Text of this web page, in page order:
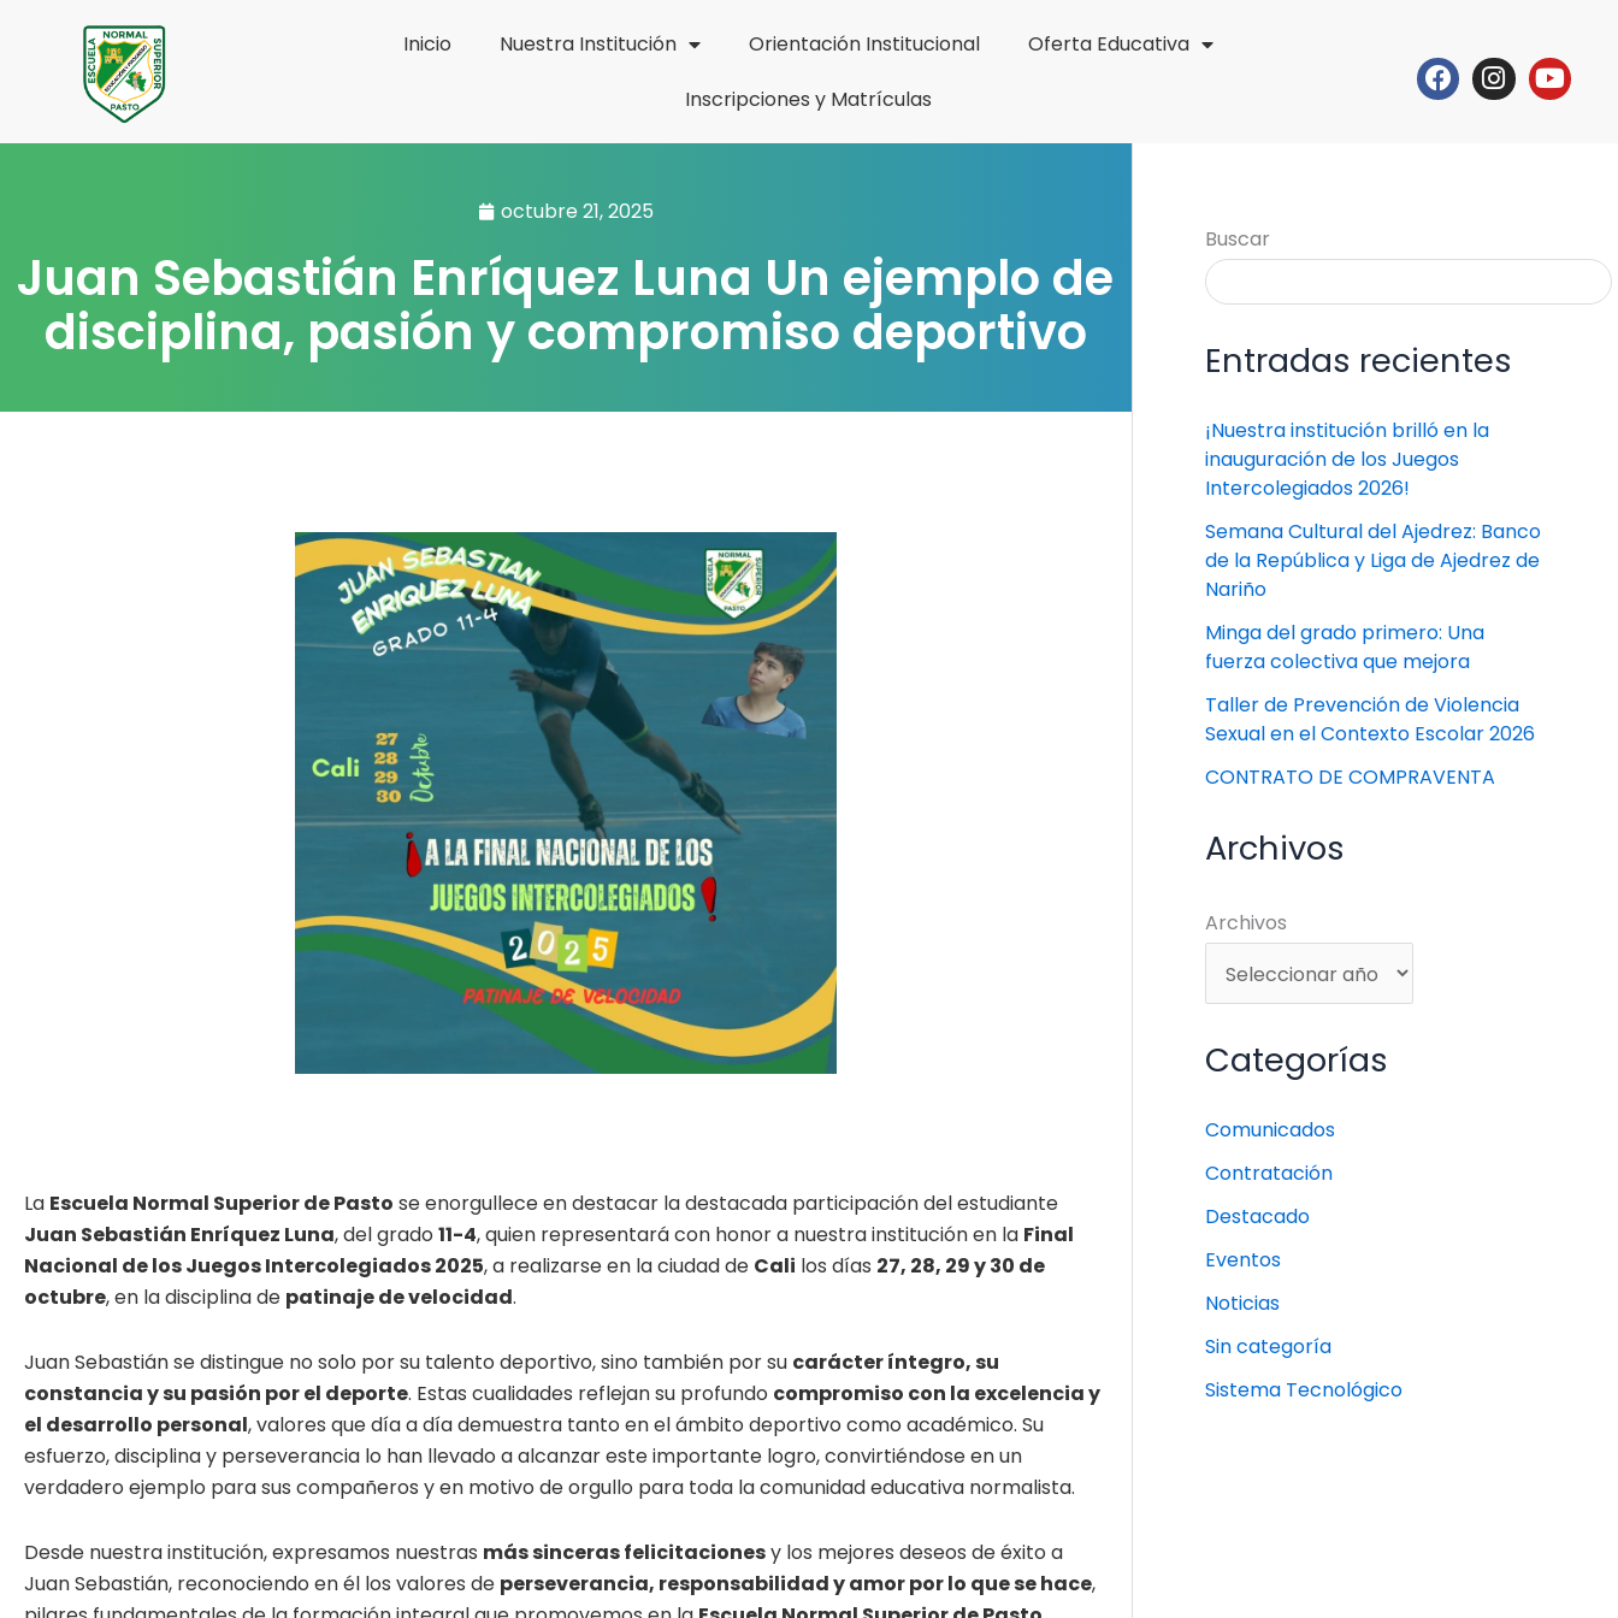
contenido
Inicio Nuestra Institución Orientación Institucional
Oferta Educativa
Inscripciones y Matrículas
Facebook
octubre 21, 2025
Juan Sebastián Enríquez Luna Un ejemplo de
disciplina, pasión y compromiso deportivo
La Escuela Normal Superior de Pasto se enorgullece en destacar la destacada participación del estudiante
Juan Sebastián Enríquez Luna, del grado 11-4, quien representará con honor a nuestra institución en la Final
Nacional de los Juegos Intercolegiados 2025, a realizarse en la ciudad de Cali los días 27, 28, 29 y 30 de
octubre, en la disciplina de patinaje de velocidad.
Juan Sebastián se distingue no solo por su talento deportivo, sino también por su carácter íntegro, su
constancia y su pasión por el deporte. Estas cualidades reflejan su profundo compromiso con la excelencia y
el desarrollo personal, valores que día a día demuestra tanto en el ámbito deportivo como académico. Su
esfuerzo, disciplina y perseverancia lo han llevado a alcanzar este importante logro, convirtiéndose en un
verdadero ejemplo para sus compañeros y en motivo de orgullo para toda la comunidad educativa normalista.
Desde nuestra institución, expresamos nuestras más sinceras felicitacionesy los mejores deseos de éxito a
Juan Sebastián, reconociendo en él los valores de perseverancia, responsabilidad y amor por lo que se hace,
Buscar
Entradas recientes
¡Nuestra institución brilló en la
inauguración de los Juegos
Intercolegiados 2026!
Semana Cultural del Ajedrez: Banco
de la República y Liga de Ajedrez de
Nariño
Minga del grado primero: Una
fuerza colectiva que mejora
Taller de Prevención de Violencia
Sexual en el Contexto Escolar 2026
CONTRATO DE COMPRAVENTA
Archivos
Archivos
Categorías
Comunicados
Contratación
Destacado
Eventos
Noticias
Sin categoría
Sistema Tecnológico